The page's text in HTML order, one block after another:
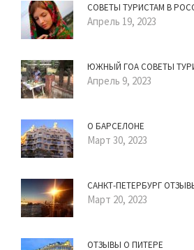
СОВЕТЫ ТУРИСТАМ В
Апрель 19, 2023
ЮЖНЫЙ ГОА СОВЕТЫ
Апрель 9, 2023
О БАРСЕЛОНЕ
Март 30, 2023
САНКТ-ПЕТЕРБУРГ
Март 20, 2023
ОТЗЫВЫ О ПИТЕРЕ